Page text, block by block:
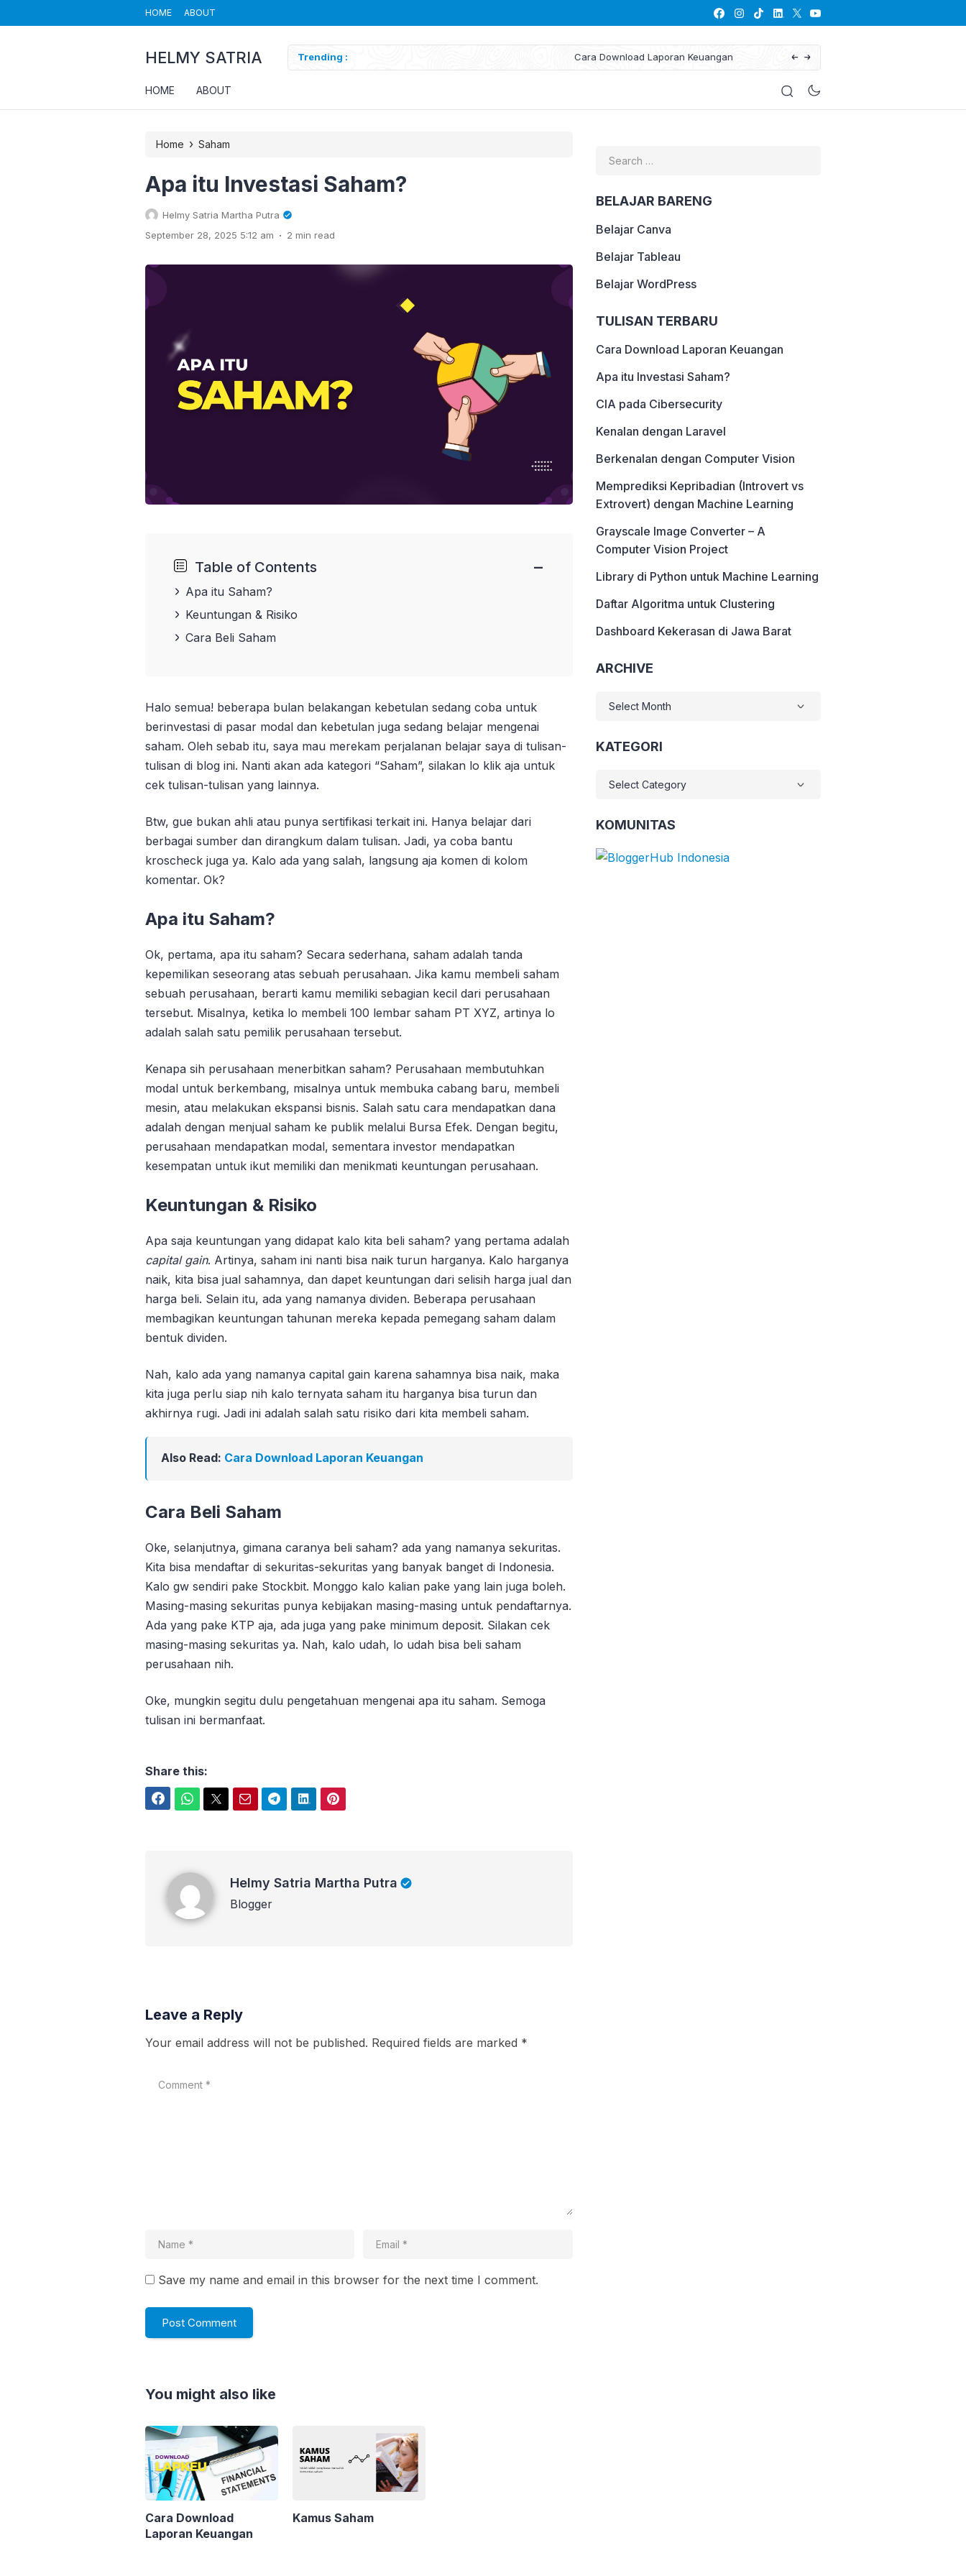
HOME ABOUT
HELMY SATRIA Trending : Kenalan dengan Laravel
HOME ABOUT
Home › Saham
Apa itu Investasi Saham?
Helmy Satria Martha Putra
September 28, 2025 5:12 am . 2 min read
Table of Contents −
Apa itu Saham?
Keuntungan & Risiko
Cara Beli Saham
Halo semua! beberapa bulan belakangan kebetulan sedang coba untuk
berinvestasi di pasar modal dan kebetulan juga sedang belajar mengenai
saham. Oleh sebab itu, saya mau merekam perjalanan belajar saya di tulisan-
tulisan di blog ini. Nanti akan ada kategori “Saham”, silakan lo klik aja untuk
cek tulisan-tulisan yang lainnya.
Btw, gue bukan ahli atau punya sertifikasi terkait ini. Hanya belajar dari
berbagai sumber dan dirangkum dalam tulisan. Jadi, ya coba bantu
kroscheck juga ya. Kalo ada yang salah, langsung aja komen di kolom
komentar. Ok?
Apa itu Saham?
Ok, pertama, apa itu saham? Secara sederhana, saham adalah tanda
kepemilikan seseorang atas sebuah perusahaan. Jika kamu membeli saham
sebuah perusahaan, berarti kamu memiliki sebagian kecil dari perusahaan
tersebut. Misalnya, ketika lo membeli 100 lembar saham PT XYZ, artinya lo
adalah salah satu pemilik perusahaan tersebut.
Kenapa sih perusahaan menerbitkan saham? Perusahaan membutuhkan
modal untuk berkembang, misalnya untuk membuka cabang baru, membeli
mesin, atau melakukan ekspansi bisnis. Salah satu cara mendapatkan dana
adalah dengan menjual saham ke publik melalui Bursa Efek. Dengan begitu,
perusahaan mendapatkan modal, sementara investor mendapatkan
kesempatan untuk ikut memiliki dan menikmati keuntungan perusahaan.
Keuntungan & Risiko
Apa saja keuntungan yang didapat kalo kita beli saham? yang pertama adalah
capital gain. Artinya, saham ini nanti bisa naik turun harganya. Kalo harganya
naik, kita bisa jual sahamnya, dan dapet keuntungan dari selisih harga jual dan
harga beli. Selain itu, ada yang namanya dividen. Beberapa perusahaan
membagikan keuntungan tahunan mereka kepada pemegang saham dalam
bentuk dividen.
Nah, kalo ada yang namanya capital gain karena sahamnya bisa naik, maka
kita juga perlu siap nih kalo ternyata saham itu harganya bisa turun dan
akhirnya rugi. Jadi ini adalah salah satu risiko dari kita membeli saham.
Also Read: Cara Download Laporan Keuangan
Cara Beli Saham
Oke, selanjutnya, gimana caranya beli saham? ada yang namanya sekuritas.
Kita bisa mendaftar di sekuritas-sekuritas yang banyak banget di Indonesia.
Kalo gw sendiri pake Stockbit. Monggo kalo kalian pake yang lain juga boleh.
Masing-masing sekuritas punya kebijakan masing-masing untuk pendaftarnya.
Ada yang pake KTP aja, ada juga yang pake minimum deposit. Silakan cek
masing-masing sekuritas ya. Nah, kalo udah, lo udah bisa beli saham
perusahaan nih.
Oke, mungkin segitu dulu pengetahuan mengenai apa itu saham. Semoga
tulisan ini bermanfaat.
Share this:
Helmy Satria Martha Putra
Blogger
Leave a Reply
Your email address will not be published. Required fields are marked *
Save my name and email in this browser for the next time I comment.
You might also like
Cara Download
Laporan Keuangan
Kamus Saham
for:
BELAJAR BARENG
Belajar Canva
Belajar Tableau
Belajar WordPress
TULISAN TERBARU
Cara Download Laporan Keuangan
Apa itu Investasi Saham?
CIA pada Cibersecurity
Kenalan dengan Laravel
Berkenalan dengan Computer Vision
Memprediksi Kepribadian (Introvert vs
Extrovert) dengan Machine Learning
Grayscale Image Converter – A
Computer Vision Project
Library di Python untuk Machine Learning
Daftar Algoritma untuk Clustering
Dashboard Kekerasan di Jawa Barat
ARCHIVE
KATEGORI
KOMUNITAS